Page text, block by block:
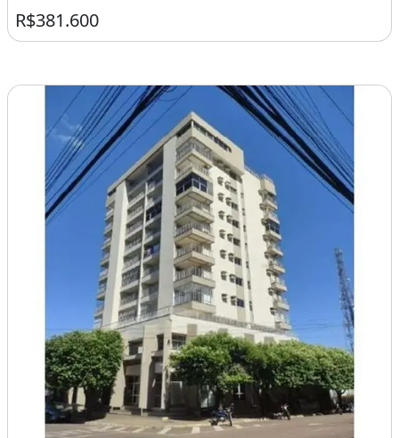
R$381.600